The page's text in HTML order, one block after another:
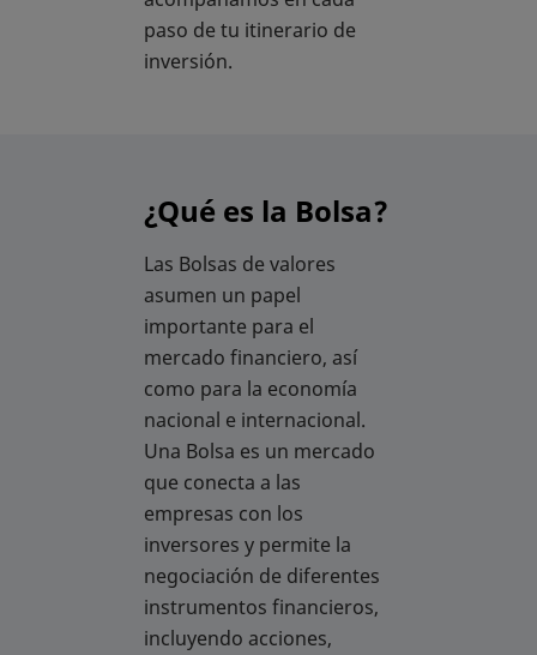
paso de tu itinerario de
inversión.
¿Qué es la Bolsa?
Las Bolsas de valores
asumen un papel
importante para el
mercado financiero, así
como para la economía
nacional e internacional.
Una Bolsa es un mercado
que conecta a las
empresas con los
inversores y permite la
negociación de diferentes
instrumentos financieros,
incluyendo acciones,